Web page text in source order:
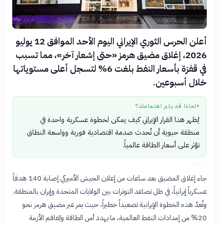
أعلن الحرس الثوري الإيراني اليوم الأحد الموافق 12 يوليو
2026، إغلاق مضيق هرمز «حتى إشعار آخر»، مما تسبب
في قفزة بأسعار النفط بلغت 6% لتسجل أعلى مستوياتها
خلال أسبوعين.
● لماذا قد يثير اهتمامك؟
يُظهر هذا القرار الإيراني كيف يمكن لخطوة عسكرية واحدة في
منطقة حيوية أن تُحدث صدمة اقتصادية فورية وواسعة النطاق
تؤثر على أسعار الطاقة عالمياً.
جاء إغلاق المضيق بعد ساعات من إعلان الجيش الأميركي إصابة 140 هدفاً
عسكرياً إيرانياً، في ظل تصاعد التوترات بين الولايات المتحدة وإيران بالمنطقة.
وتُعدّ هذه الخطوة الإيرانية تصعيداً خطيراً، حيث يمر عبر مضيق هرمز نحو
20% من إمدادات النفط العالمية، ما يهدد أمن الطاقة ويُفاقم الأزمة